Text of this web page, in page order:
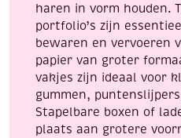
haren in vorm houden.
portfolio’s zijn
bewaren en vervoeren
papier van groter
vakjes zijn ideaal voor
gummen,
Stapelbare boxen of
plaats aan grotere